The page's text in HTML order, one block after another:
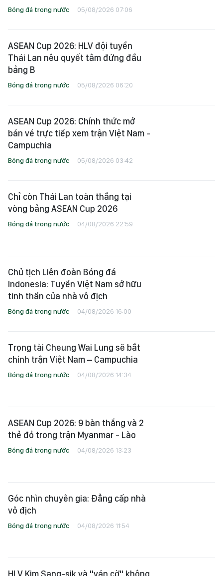
Bóng đá trong nước 05/08/2026 07:06
ASEAN Cup 2026: HLV đội tuyển
Thái Lan nêu quyết tâm đứng đầu
bảng B
Bóng đá trong nước 05/08/2026 06:20
ASEAN Cup 2026: Chính thức mở
bán vé trực tiếp xem trận Việt Nam -
Campuchia
Bóng đá trong nước 05/08/2026 03:42
Chỉ còn Thái Lan toàn thắng tại
vòng bảng ASEAN Cup 2026
Bóng đá trong nước 04/08/2026 22:59
Chủ tịch Liên đoàn Bóng đá
Indonesia: Tuyển Việt Nam sở hữu
tinh thần của nhà vô địch
Bóng đá trong nước 04/08/2026 16:00
Trọng tài Cheung Wai Lung sẽ bắt
chính trận Việt Nam – Campuchia
Bóng đá trong nước 04/08/2026 14:34
ASEAN Cup 2026: 9 bàn thắng và 2
thẻ đỏ trong trận Myanmar - Lào
Bóng đá trong nước 04/08/2026 13:23
Góc nhìn chuyên gia: Đẳng cấp nhà
vô địch
Bóng đá trong nước 04/08/2026 11:54
HLV Kim Sang-sik và "ván cờ" không